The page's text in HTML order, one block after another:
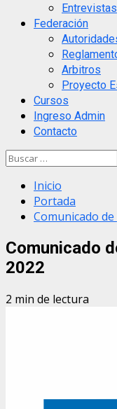
Entrevistas
Federación
Arbitros
Proyecto
Cursos
Ingreso Admin
Contacto
Buscar:
Inicio
Portada
Comunicado
Comunicado
2022
2 min de lectura